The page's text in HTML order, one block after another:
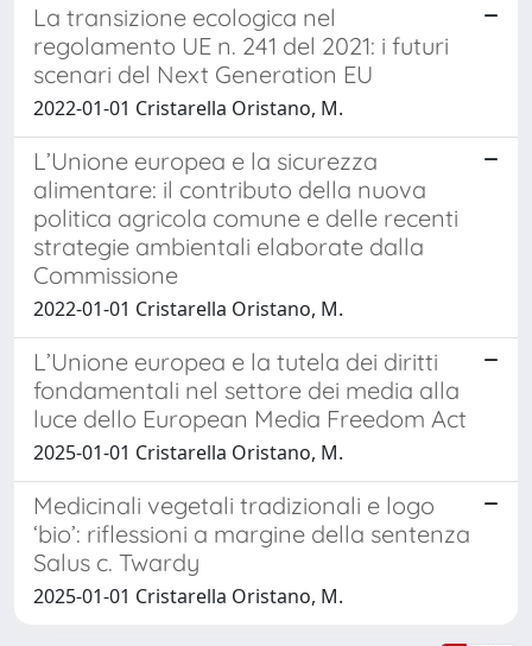
La transizione ecologica nel
regolamento UE n. 241 del 2021: i futuri
scenari del Next Generation EU
2022-01-01 Cristarella Oristano, M.
L’Unione europea e la sicurezza
alimentare: il contributo della nuova
politica agricola comune e delle recenti
strategie ambientali elaborate dalla
Commissione
2022-01-01 Cristarella Oristano, M.
L’Unione europea e la tutela dei diritti
fondamentali nel settore dei media alla
luce dello European Media Freedom Act
2025-01-01 Cristarella Oristano, M.
Medicinali vegetali tradizionali e logo
‘bio’: riflessioni a margine della sentenza
Salus c. Twardy
2025-01-01 Cristarella Oristano, M.